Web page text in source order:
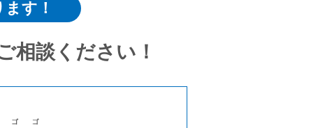
す！
相談ください！